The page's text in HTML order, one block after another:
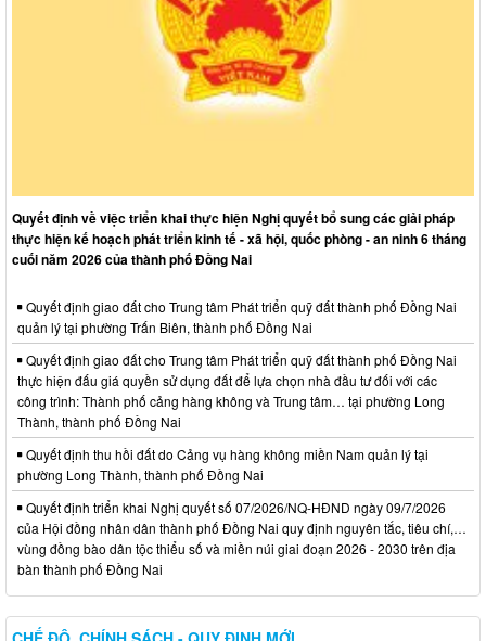
Quyết định về việc triển khai thực hiện Nghị quyết bổ sung các giải pháp
thực hiện kế hoạch phát triển kinh tế - xã hội, quốc phòng - an ninh 6 tháng
cuối năm 2026 của thành phố Đồng Nai
Quyết định giao đất cho Trung tâm Phát triển quỹ đất thành phố Đồng Nai
quản lý tại phường Trấn Biên, thành phố Đồng Nai
Quyết định giao đất cho Trung tâm Phát triển quỹ đất thành phố Đồng Nai
thực hiện đấu giá quyền sử dụng đất để lựa chọn nhà đầu tư đối với các
công trình: Thành phố cảng hàng không và Trung tâm… tại phường Long
Thành, thành phố Đồng Nai
Quyết định thu hồi đất do Cảng vụ hàng không miền Nam quản lý tại
phường Long Thành, thành phố Đồng Nai
Quyết định triển khai Nghị quyết số 07/2026/NQ-HĐND ngày 09/7/2026
của Hội đồng nhân dân thành phố Đồng Nai quy định nguyên tắc, tiêu chí,…
vùng đồng bào dân tộc thiểu số và miền núi giai đoạn 2026 - 2030 trên địa
bàn thành phố Đồng Nai